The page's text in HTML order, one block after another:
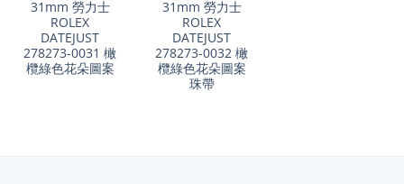
31mm 勞力士
ROLEX
DATEJUST
278273-0031 橄
欖綠色花朵圖案
31mm 勞力士
ROLEX
DATEJUST
278273-0032 橄
欖綠色花朵圖案
珠帶